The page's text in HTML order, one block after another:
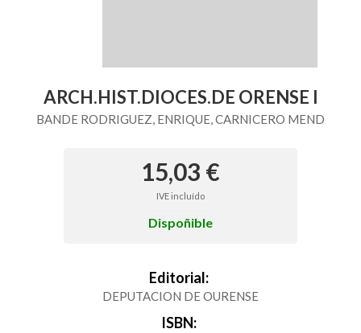
ARCH.HIST.DIOCES.DE ORENSE I
BANDE RODRIGUEZ, ENRIQUE, CARNICERO MEND
15,03 €
IVE incluído
Dispoñible
Editorial:
DEPUTACION DE OURENSE
ISBN: